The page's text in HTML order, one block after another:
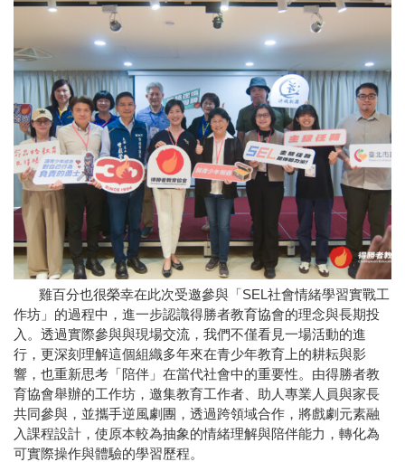
雞百分也很榮幸在此次受邀參與「SEL社會情緒學習實戰工
作坊」的過程中，進一步認識得勝者教育協會的理念與長期投
入。透過實際參與與現場交流，我們不僅看見一場活動的進
行，更深刻理解這個組織多年來在青少年教育上的耕耘與影
響，也重新思考「陪伴」在當代社會中的重要性。由得勝者教
育協會舉辦的工作坊，邀集教育工作者、助人專業人員與家長
共同參與，並攜手逆風劇團，透過跨領域合作，將戲劇元素融
入課程設計，使原本較為抽象的情緒理解與陪伴能力，轉化為
可實際操作與體驗的學習歷程。